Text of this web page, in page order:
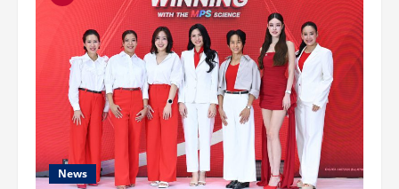
News